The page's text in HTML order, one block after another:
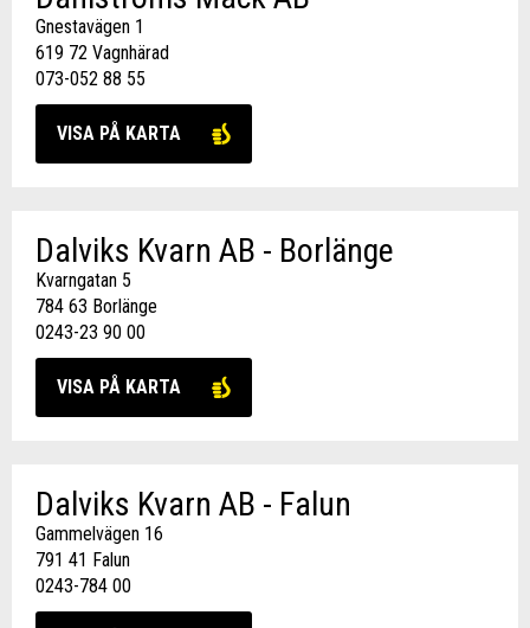
Gnestavägen 1
619 72 Vagnhärad
073-052 88 55
VISA PÅ KARTA
Dalviks Kvarn AB - Borlänge
Kvarngatan 5
784 63 Borlänge
0243-23 90 00
VISA PÅ KARTA
Dalviks Kvarn AB - Falun
Gammelvägen 16
791 41 Falun
0243-784 00